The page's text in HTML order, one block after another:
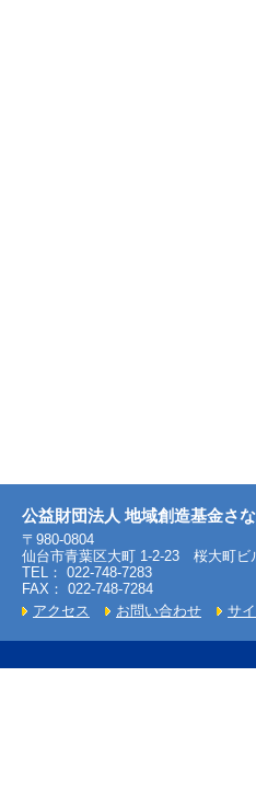
公益財団法人 地域創造基金さ
〒980-0804
仙台市青葉区大町 1-2-23 桜大町ビ
TEL： 022-748-7283
FAX： 022-748-7284
アクセス
お問い合わせ サ